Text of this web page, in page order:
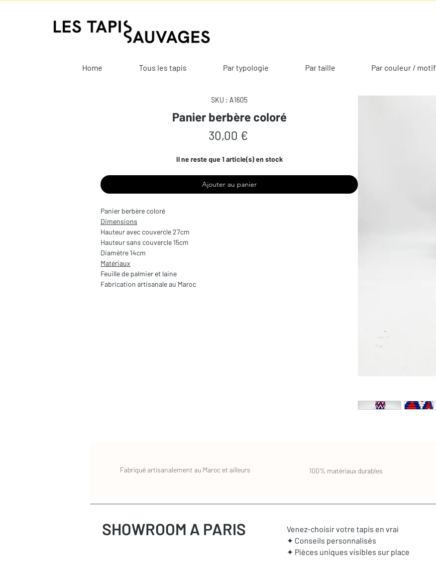
Home Tous les tapis Par typologie Par taille Par couleur / motif
SKU : A1605
Panier berbère coloré
30,00 €Prix
Il ne reste que 1 article(s) en stock
Ajouter au panier
Panier berbère coloré
Dimensions
Hauteur avec couvercle 27cm
Hauteur sans couvercle 15cm
Diamètre 14cm
Matériaux
Feuille de palmier et laine
Fabrication artisanale au Maroc
Fabriqué artisanalement au Maroc et ailleurs 100% matériaux durables
SHOWROOM A PARIS
Venez-choisir votre tapis en vrai
✦ Conseils personnalisés
✦ Pièces uniques visibles sur place